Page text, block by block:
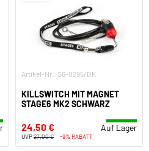
Artikel-Nr.: S6-0295/BK
KILLSWITCH MIT MAGNET
STAGE6 MK2 SCHWARZ
24,50 € Auf Lager
UVP27,00 € -9% RABATT